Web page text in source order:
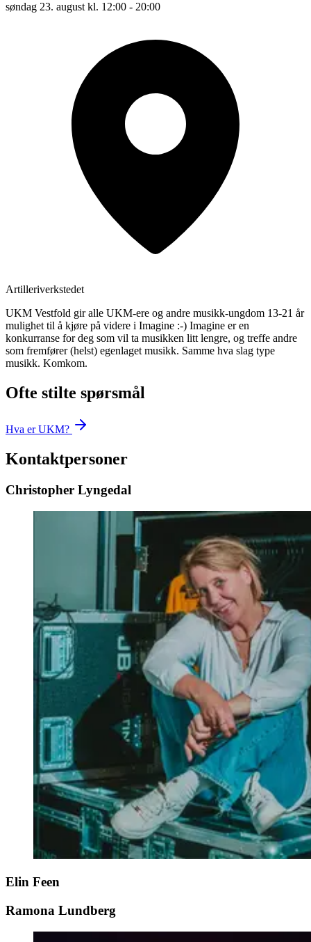
søndag 23. august kl. 12:00 - 20:00
Artilleriverkstedet
UKM Vestfold gir alle UKM-ere og andre musikk-ungdom 13-21 år
mulighet til å kjøre på videre i Imagine :-) Imagine er en
konkurranse for deg som vil ta musikken litt lengre, og treffe andre
som fremfører (helst) egenlaget musikk. Samme hva slag type
musikk. Komkom.
Ofte stilte spørsmål
Hva er UKM?
Kontaktpersoner
Christopher Lyngedal
Elin Feen
Ramona Lundberg